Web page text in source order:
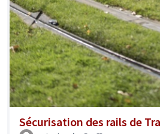
Sécurisation des rails de